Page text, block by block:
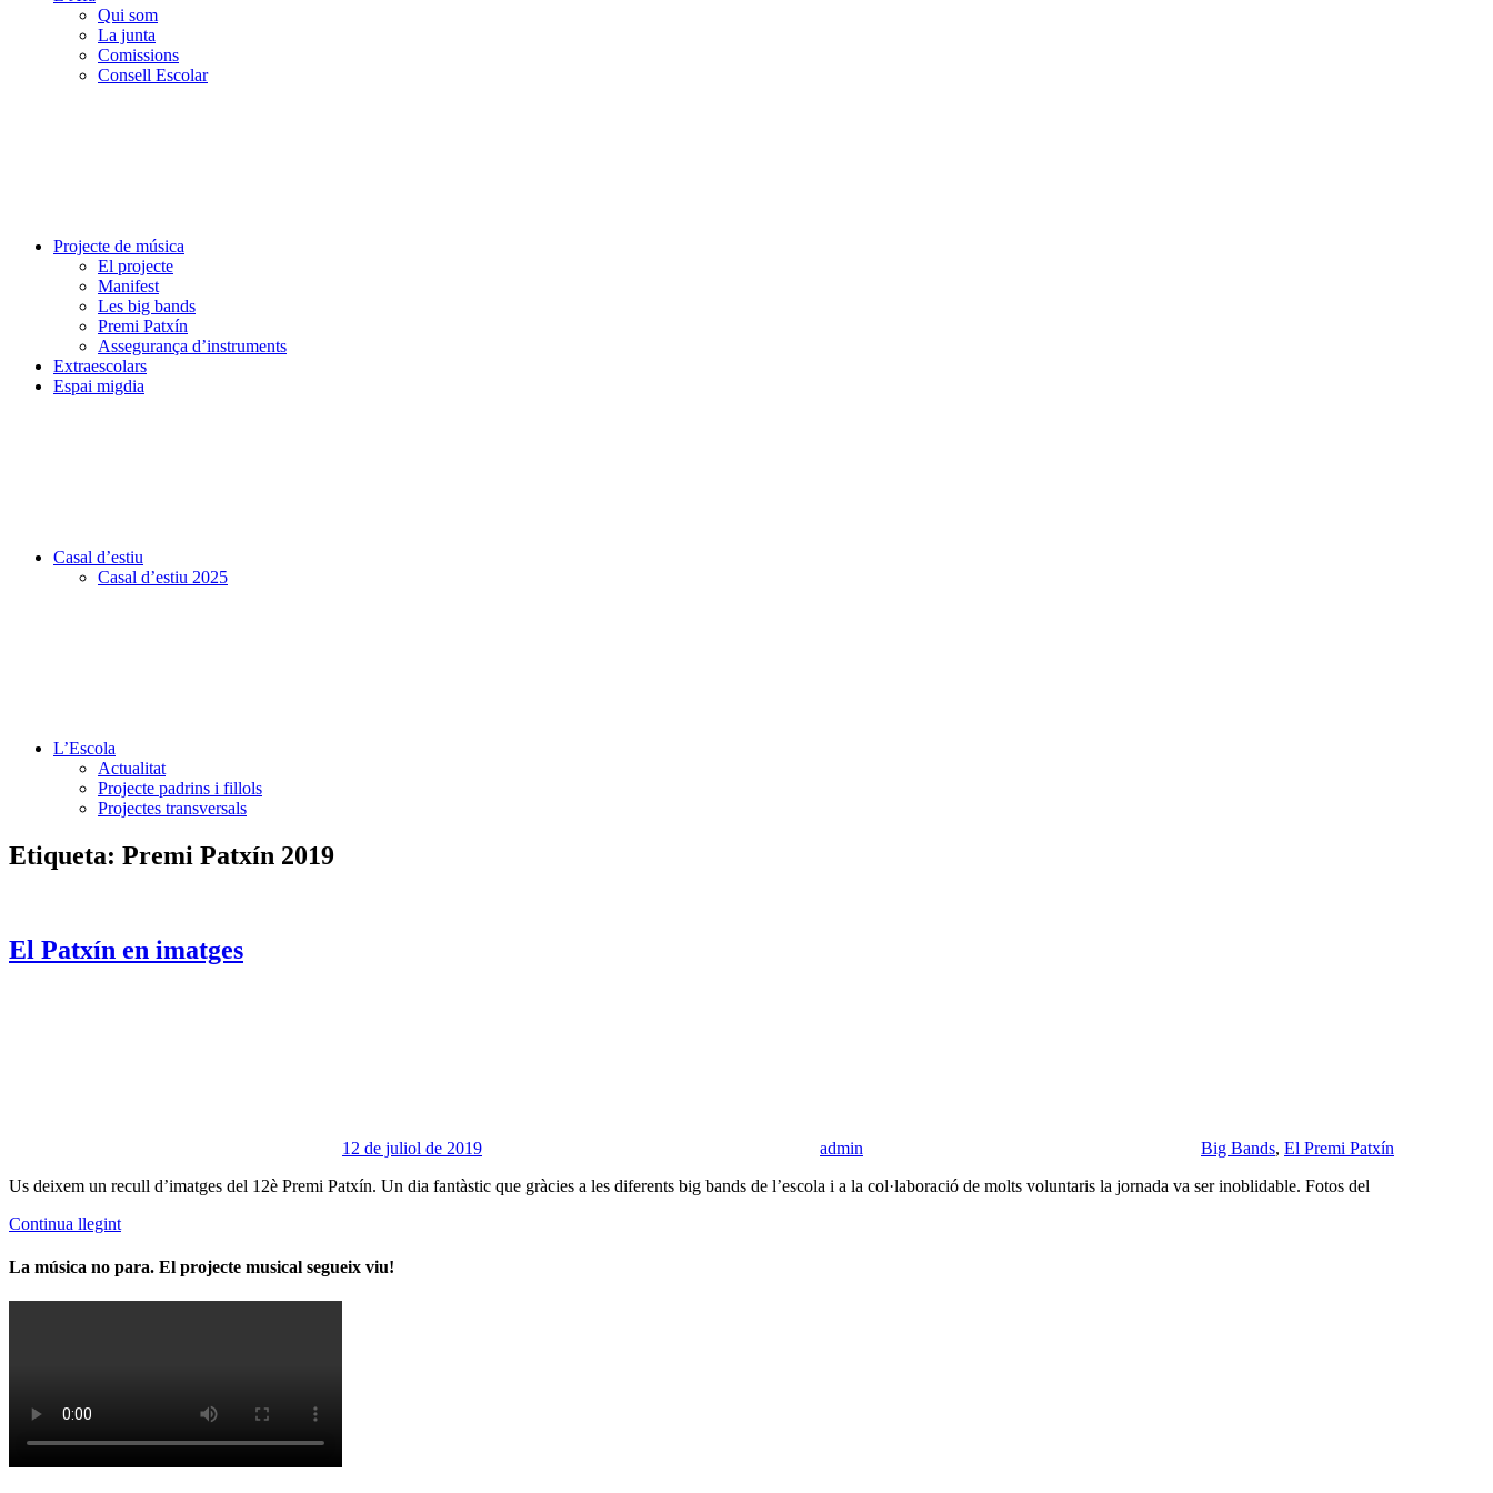
Qui som
La junta
Comissions
Consell Escolar
Projecte de música
El projecte
Manifest
Les big bands
Premi Patxín
Assegurança d’instruments
Extraescolars
Espai migdia
Casal d’estiu
Casal d’estiu 2025
L’Escola
Actualitat
Projecte padrins i fillols
Projectes transversals
Etiqueta: Premi Patxín 2019
El Patxín en imatges
12 de juliol de 2019 admin Big Bands, El Premi Patxín
Us deixem un recull d’imatges del 12è Premi Patxín. Un dia fantàstic que gràcies a les diferents big bands de l’escola i a la col·laboració de molts voluntaris la jornada va ser inoblidable. Fotos del
Continua llegint
La música no para. El projecte musical segueix viu!